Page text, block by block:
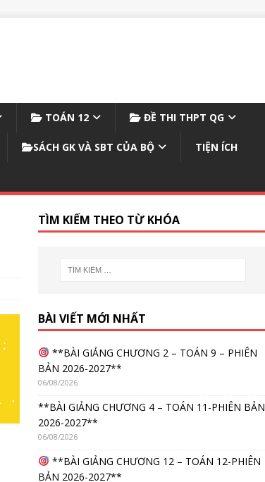
TOÁN 12 ĐỀ THI THPT QG
SÁCH GK VÀ SBT CỦA BỘ TIỆN ÍCH
TÌM KIẾM THEO TỪ KHÓA
BÀI VIẾT MỚI NHẤT
**BÀI GIẢNG CHƯƠNG 2 – TOÁN 9 – PHIÊN
BẢN 2026-2027**
06/08/2026
**BÀI GIẢNG CHƯƠNG 4 – TOÁN 11-PHIÊN BẢN
2026-2027**
06/08/2026
**BÀI GIẢNG CHƯƠNG 12 – TOÁN 12-PHIÊN
BẢN 2026-2027**